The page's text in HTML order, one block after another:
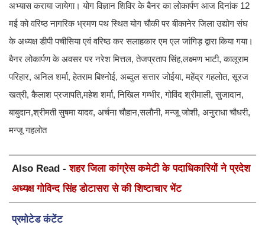
अभ्यास कराया जायेगा। योग विज्ञान शिविर के बैनर का लोकार्पण आज दिनांक 12
मई को वरिष्ठ नागरिक भ्रमण पथ स्थित योग चौकी पर बीकानेर जिला उद्योग संघ
के अध्यक्ष डीपी पचीसिया एवं वरिष्ठ कर सलाहकार एम एल जांगिड़ द्वारा किया गया।
बैनर लोकार्पण के अवसर पर नरेश मित्तल, तेजप्रताप सिंह,लक्ष्मण भाटी, कालूराम
परिहार, अनिल शर्मा, हेतराम बिश्नोई, अब्दुल सत्तार जोईया, महेंद्र गहलोत, सूरज
खत्री, कैलाश प्रजापति,महेश शर्मा, निखिल गम्भीर, गोविंद श्रीमाली, सुजादान,
बाबुदान,श्रीमती सुषमा यादव, अर्चना चौहान,सलौनी, मन्जू जोशी, अनुराधा चौधरी,
मन्जू गहलोत
Also Read -शहर जिला कांग्रेस कमेटी के पदाधिकारियों ने प्रदेश
अध्यक्ष गोविन्द सिंह डोटासरा से की शिष्टाचार भेंट